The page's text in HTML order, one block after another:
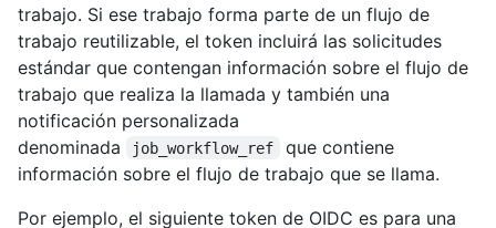
trabajo. Si ese trabajo forma parte de un flujo de
trabajo reutilizable, el token incluirá las solicitudes
estándar que contengan información sobre el flujo de
trabajo que realiza la llamada y también una
notificación personalizada
denominada
job_workflow_ref
que contiene
información sobre el flujo de trabajo que se llama.
Por ejemplo, el siguiente token de OIDC es para una